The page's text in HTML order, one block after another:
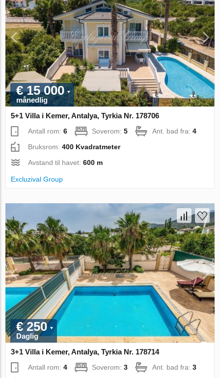
€ 15 000
månedlig
5+1 Villa i Kemer, Antalya, Tyrkia Nr. 178706
Antall rom:6 Soverom:5 Ant. bad fra:4
Bruksrom:400 Kvadratmeter
Avstand til havet:600 m
Excluzival Group
€ 250
Daglig
3+1 Villa i Kemer, Antalya, Tyrkia Nr. 178714
Antall rom:4 Soverom:3 Ant. bad fra:3